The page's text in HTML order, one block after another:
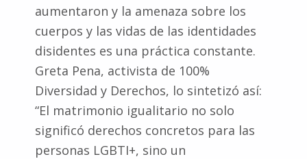
aumentaron y la amenaza sobre los
cuerpos y las vidas de las identidades
disidentes es una práctica constante.
Greta Pena, activista de 100%
Diversidad y Derechos, lo sintetizó así:
“El matrimonio igualitario no solo
significó derechos concretos para las
personas LGBTI+, sino un